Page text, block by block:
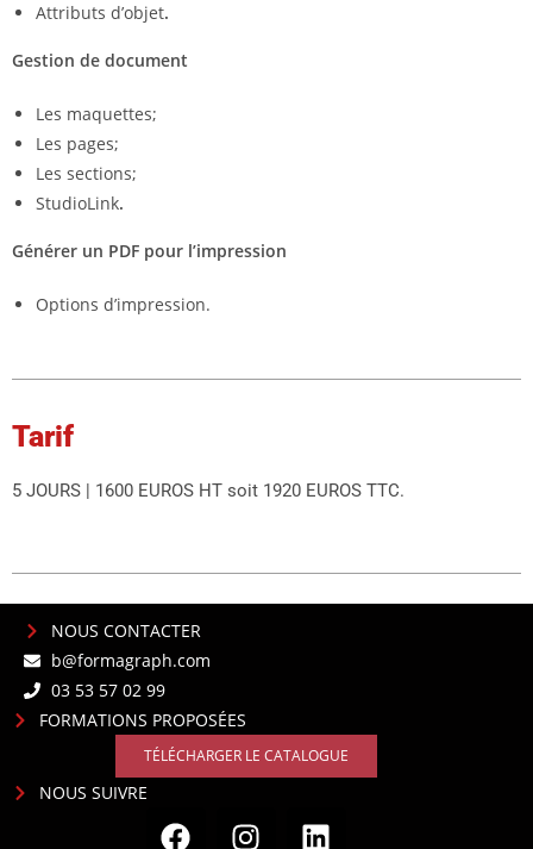
Attributs d’objet.
Gestion de document
Les maquettes;
Les pages;
Les sections;
StudioLink.
Générer un PDF pour l’impression
Options d’impression.
Tarif
5 JOURS | 1600 EUROS HT soit 1920 EUROS TTC.
NOUS CONTACTER
b@formagraph.com
03 53 57 02 99
FORMATIONS PROPOSÉES
TÉLÉCHARGER LE CATALOGUE
NOUS SUIVRE